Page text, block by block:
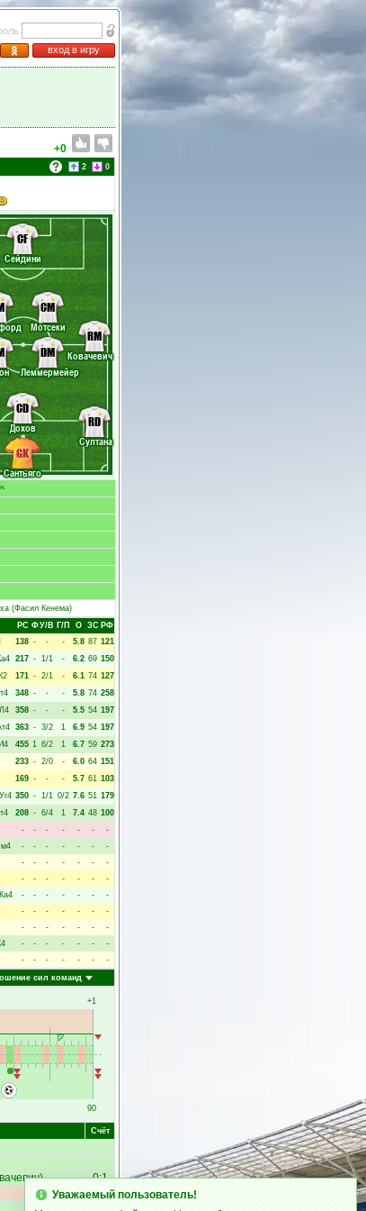
вход в игру
+0
2 0
Сантьяго
Дохов
Султана
Леммермейер
Мотсеки
Ковачевич
Сейдини
GK
CD
RD
DM
CM
RM
CF
(Фасил Кенема)
РC ФУ/В Г/П О ЗС РФ
138 - - - 5.8 87 121
217 - 1/1 - 6.2 69 150
К2 171 - 2/1 - 6.1 74 127
348 - - - 5.8 74 258
Л4 358 - - - 5.5 54 197
363 - 3/2 1 6.9 54 197
И4 455 1 6/2 1 6.7 59 273
233 - 2/0 - 6.0 64 151
169 - - - 5.7 61 103
Уг4 350 - 1/1 0/2 7.6 51 179
208 - 6/4 1 7.4 48 100
- - - - - -
-
- - - - - -
-
- - - - - -
-
- - - - - -
-
Ка4 - - - - - -
-
- - - - - -
-
- - - - - -
-
- - - - - -
-
- - - - - -
-
сил команд
+1
90
Счёт
) 0:1
Уважаемый пользователь!